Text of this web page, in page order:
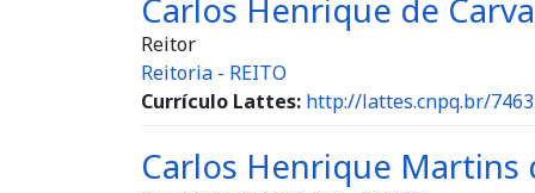
Carlos Henrique de
Reitor
Reitoria - REITO
Currículo Lattes: http://lattes.cnpq.br/
Carlos Henrique Martins